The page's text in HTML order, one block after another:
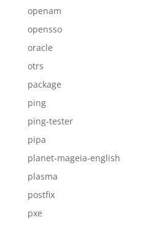
openam
opensso
oracle
otrs
package
ping
ping-tester
pipa
planet-mageia-english
plasma
postfix
pxe